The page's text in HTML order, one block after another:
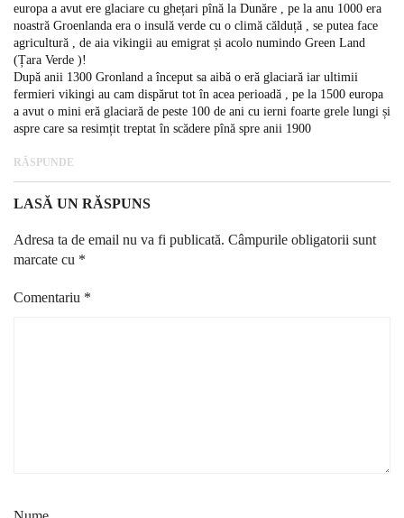
europa a avut ere glaciare cu ghețari pînă la Dunăre , pe la anu 1000 era
noastră Groenlanda era o insulă verde cu o climă călduță , se putea face
agricultură , de aia vikingii au emigrat și acolo numindo Green Land
(Țara Verde )!
După anii 1300 Gronland a început sa aibă o eră glaciară iar ultimii
fermieri vikingi au cam dispărut tot în acea perioadă , pe la 1500 europa
a avut o mini eră glaciară de peste 100 de ani cu ierni foarte grele lungi și
aspre care sa resimțit treptat în scădere pînă spre anii 1900
RĂSPUNDE
LASĂ UN RĂSPUNS
Adresa ta de email nu va fi publicată. Câmpurile obligatorii sunt
marcate cu *
Comentariu *